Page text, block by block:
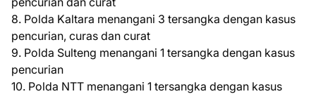
8. Polda Kaltara menangani 3 tersangka dengan kasus
pencurian, curas dan curat
9. Polda Sulteng menangani 1 tersangka dengan kasus
pencurian
10. Polda NTT menangani 1 tersangka dengan kasus